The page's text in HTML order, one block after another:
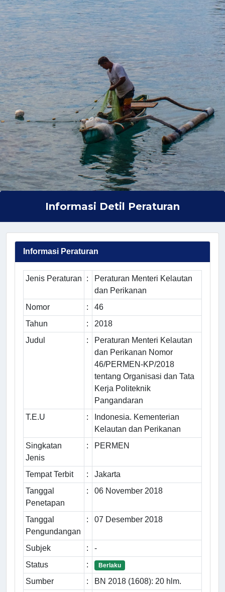
Informasi Detil Peraturan
Informasi Peraturan
Jenis Peraturan :
Peraturan Menteri Kelautan
dan Perikanan
Nomor
:
46
Tahun
:
2018
Judul
:
Peraturan Menteri Kelautan
dan Perikanan Nomor
46/PERMEN-KP/2018
tentang Organisasi dan Tata
Kerja Politeknik
Pangandaran
T.E.U
:
Indonesia. Kementerian
Kelautan dan Perikanan
Singkatan
Jenis
: PERMEN
Tempat Terbit :
Jakarta
Tanggal
Penetapan
: 06 November 2018
Tanggal
Pengundangan
: 07 Desember 2018
Subjek :
-
Status
: Berlaku
Sumber : BN 2018 (1608): 20 hlm.